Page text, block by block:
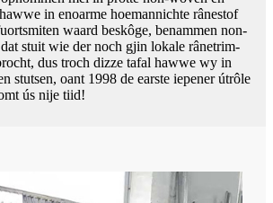
in enoarme hoemannichte rânestof
waard beskôge, benammen non-
stuit wie der noch gjin lokale rânetrim-
dus troch dizze tafal hawwe wy in
stutsen, oant 1998 de earste iepener útrôle
ús nije tiid!